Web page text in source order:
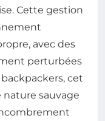
Cette gestion
avec des
perturbées
cet
sauvage